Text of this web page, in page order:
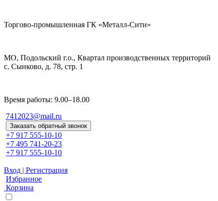
Торгово-промышленная ГК «Металл-Сити»
МО, Подольский г.о., Квартал производственных территорий
с. Сынково, д. 78, стр. 1
Время работы: 9.00–18.00
7412023@mail.ru
Заказать обратный звонок
+7 917 555-10-10
+7 495 741-20-23
+7 917 555-10-10
Вход | Регистрация
Избранное
Корзина